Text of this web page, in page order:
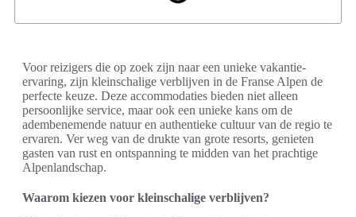
Voor reizigers die op zoek zijn naar een unieke vakantie-
ervaring, zijn kleinschalige verblijven in de Franse Alpen de
perfecte keuze. Deze accommodaties bieden niet alleen
persoonlijke service, maar ook een unieke kans om de
adembenemende natuur en authentieke cultuur van de regio te
ervaren. Ver weg van de drukte van grote resorts, genieten
gasten van rust en ontspanning te midden van het prachtige
Alpenlandschap.
Waarom kiezen voor kleinschalige verblijven?